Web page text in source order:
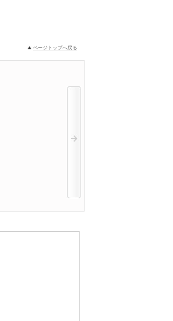
ページトップへ戻る